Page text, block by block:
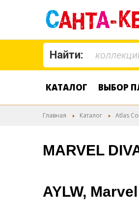
Найти:
КАТАЛОГ ВЫБОР
Главная Каталог Atlas
MARVEL
AYLW,